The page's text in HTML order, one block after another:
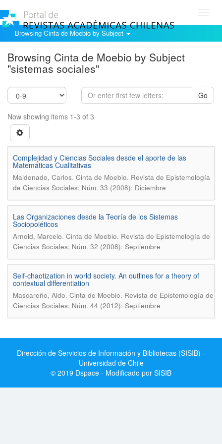
Browsing Cinta de Moebio by Subject
Browsing Cinta de Moebio by Subject
"sistemas sociales"
Go
Now showing items 1-3 of 3
Complejidad y Ciencias Sociales desde el aporte de las
Matemáticas Cualitativas
Maldonado, Carlos. Cinta de Moebio. Revista de Epistemología
de Ciencias Sociales; Núm. 33 (2008): Diciembre
Las Organizaciones desde la Teoría de los Sistemas
Sociopoiéticos
Arnold, Marcelo. Cinta de Moebio. Revista de Epistemología de
Ciencias Sociales; Núm. 32 (2008): Septiembre
Self-chaotization in world society. An outlines for a theory of
contextual differentiation
Mascareño, Aldo. Cinta de Moebio. Revista de Epistemología de
Ciencias Sociales; Núm. 44 (2012): Septiembre
Dirección de Servicios de Información y Bibliotecas (SISIB) -
Universidad de Chile
© 2019 Dspace - Modificado por SISIB